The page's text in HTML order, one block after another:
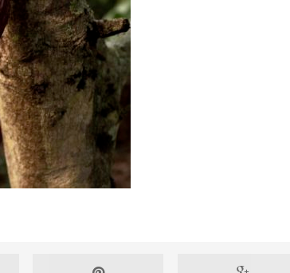
femmes ARTICLES RÉÇENTS
Énergie solaire : l’Afrique passe de la pénurie à
ARTICLES RÉÇENTS
Washington refuse de payer et met l’ONU en péril